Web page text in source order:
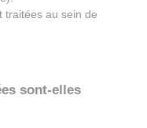
traitées au sein de
sont-elles